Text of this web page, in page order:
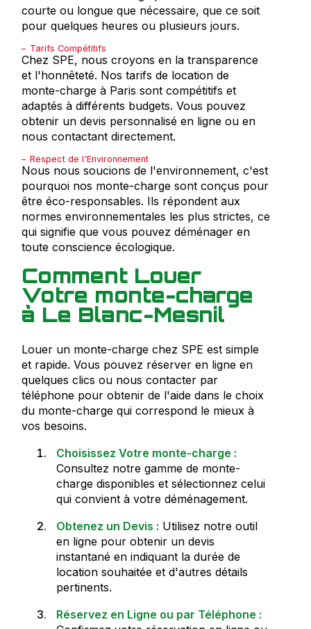
courte ou longue que nécessaire, que ce soit
pour quelques heures ou plusieurs jours.
Tarifs Compétitifs
Chez SPE, nous croyons en la transparence
et l'honnêteté. Nos tarifs de location de
monte-charge à Paris sont compétitifs et
adaptés à différents budgets. Vous pouvez
obtenir un devis personnalisé en ligne ou en
nous contactant directement.
Respect de l'Environnement
Nous nous soucions de l'environnement, c'est
pourquoi nos monte-charge sont conçus pour
être éco-responsables. Ils répondent aux
normes environnementales les plus strictes, ce
qui signifie que vous pouvez déménager en
toute conscience écologique.
Comment Louer
Votre monte-charge
à Le Blanc-Mesnil
Louer un monte-charge chez SPE est simple
et rapide. Vous pouvez réserver en ligne en
quelques clics ou nous contacter par
téléphone pour obtenir de l'aide dans le choix
du monte-charge qui correspond le mieux à
vos besoins.
Choisissez Votre monte-charge :
Consultez notre gamme de monte-
charge disponibles et sélectionnez celui
qui convient à votre déménagement.
Obtenez un Devis : Utilisez notre outil
en ligne pour obtenir un devis
instantané en indiquant la durée de
location souhaitée et d'autres détails
pertinents.
Réservez en Ligne ou par Téléphone :